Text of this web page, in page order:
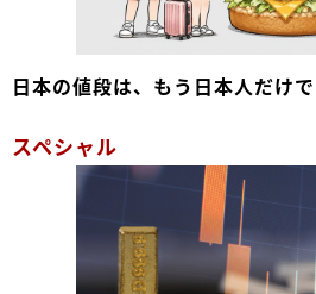
日本の値段は、もう日本人だけ
スペシャル